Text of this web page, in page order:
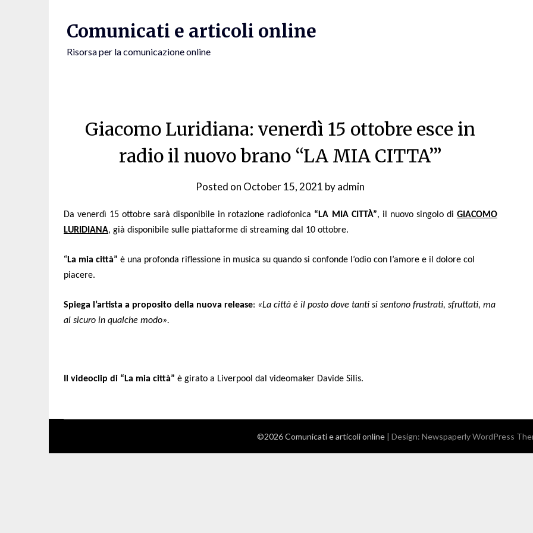
Comunicati e articoli online
Risorsa per la comunicazione online
Giacomo Luridiana: venerdì 15 ottobre esce in
radio il nuovo brano “LA MIA CITTA’”
Posted on October 15, 2021 byadmin
Da venerdì 15 ottobre sarà disponibile in rotazione radiofonica “ LA MIA CITTÀ”, il nuovo singolo di GIACOMO
LURIDIANA, già disponibile sulle piattaforme di streaming dal 10 ottobre.
“La mia città” è una profonda riflessione in musica su quando si confonde l’odio con l’amore e il dolore col
piacere.
Spiega l’artista a proposito del la nuova release: «La città è il posto dove tanti si sentono frustrati, sfruttati, ma
al sicuro in qualche modo».
Il videoclip di “La mia città” è girato a Liverpool dal videomaker Davide Silis.
©2026 Comunicati e articoli online | Design: Newspaperly WordPress